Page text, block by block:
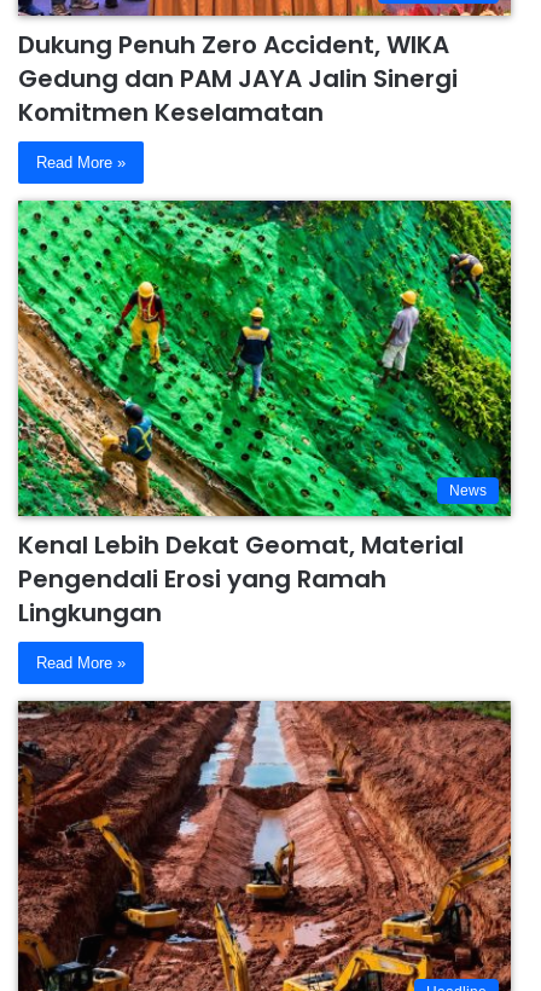
Dukung Penuh Zero Accident, WIKA
Gedung dan PAM JAYA Jalin Sinergi
Komitmen Keselamatan
Read More »
News
Kenal Lebih Dekat Geomat, Material
Pengendali Erosi yang Ramah
Lingkungan
Read More »